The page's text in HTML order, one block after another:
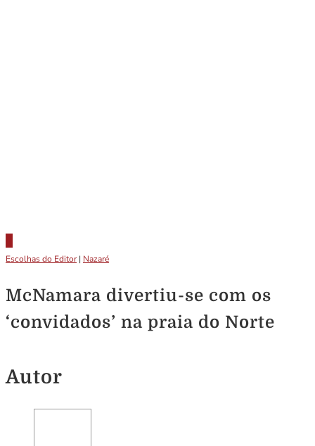
Escolhas do Editor| Nazaré
McNamara divertiu-se com os
‘convidados’ na praia do Norte
Autor